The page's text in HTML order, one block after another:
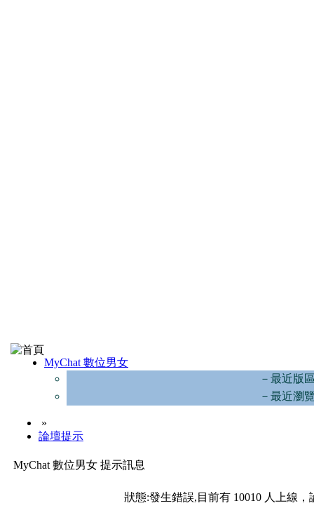
MyChat 數位男女
－最近版
－最近瀏
»
論壇提示
MyChat 數位男女 提示訊息
狀態:發生錯誤,目前有 10010 人上線